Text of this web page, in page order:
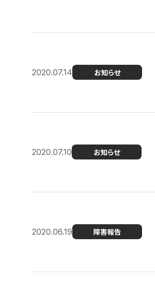
2020.07.14 お知らせ
2020.07.10 お知らせ
2020.06.19 障害報告